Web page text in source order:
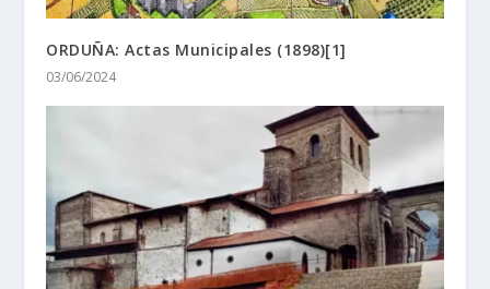
ORDUÑA: Actas Municipales (1898)[1]
03/06/2024